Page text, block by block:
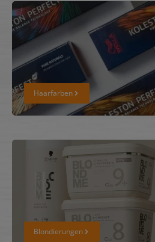
Haarfarben
Haarfarben
Blondierungen
Blondierungen